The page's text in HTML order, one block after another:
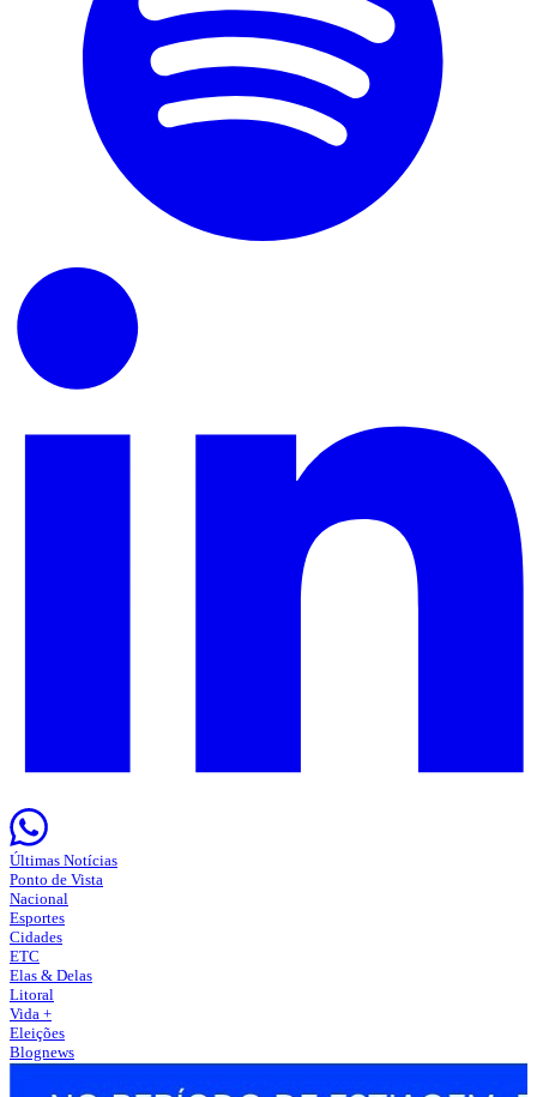
Últimas Notícias
Ponto de Vista
Nacional
Esportes
Cidades
ETC
Elas & Delas
Litoral
Vida +
Eleições
Blognews